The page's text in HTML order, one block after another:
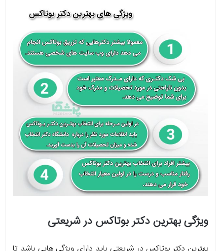
ویژگی بهترین دکتر بوتاکس در شریعتی